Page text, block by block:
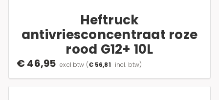
Heftruck
antivriesconcentraat roze
rood G12+ 10L
€ 46,95 excl btw (€ 56,81 incl. btw)